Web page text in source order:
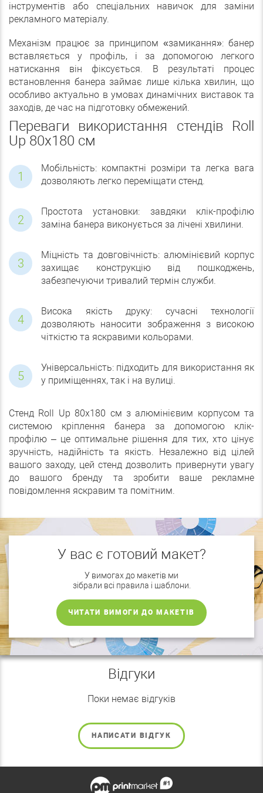
інструментів або спеціальних навичок для заміни
рекламного матеріалу.
Механізм працює за принципом «замикання»: банер
вставляється у профіль, і за допомогою легкого
натискання він фіксується. В результаті процес
встановлення банера займає лише кілька хвилин, що
особливо актуально в умовах динамічних виставок та
заходів, де час на підготовку обмежений.
Переваги використання стендів Roll
Up 80х180 см
Мобільність: компактні розміри та легка вага
дозволяють легко переміщати стенд.
Простота установки: завдяки клік-профілю
заміна банера виконується за лічені хвилини.
Міцність та довговічність: алюмінієвий корпус
захищає конструкцію від пошкоджень,
забезпечуючи тривалий термін служби.
Висока якість друку: сучасні технології
дозволяють наносити зображення з високою
чіткістю та яскравими кольорами.
Універсальність: підходить для використання як
у приміщеннях, так і на вулиці.
Стенд Roll Up 80x180 см з алюмінієвим корпусом та
системою кріплення банера за допомогою клік-
профілю – це оптимальне рішення для тих, хто цінує
зручність, надійність та якість. Незалежно від цілей
вашого заходу, цей стенд дозволить привернути увагу
до вашого бренду та зробити ваше рекламне
повідомлення яскравим та помітним.
У вас є готовий макет?
У вимогах до макетів ми
зібрали всі правила і шаблони.
ЧИТАТИ ВИМОГИ ДО МАКЕТІВ
Відгуки
Поки немає відгуків
НАПИСАТИ ВІДГУК